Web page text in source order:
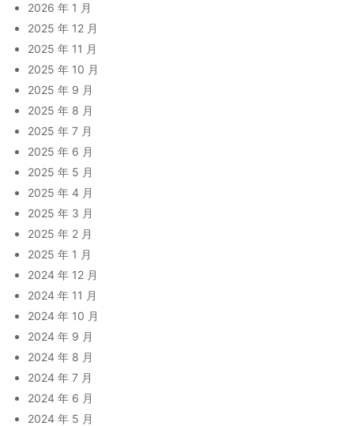
2026 年 1 月
2025 年 12 月
2025 年 11 月
2025 年 10 月
2025 年 9 月
2025 年 8 月
2025 年 7 月
2025 年 6 月
2025 年 5 月
2025 年 4 月
2025 年 3 月
2025 年 2 月
2025 年 1 月
2024 年 12 月
2024 年 11 月
2024 年 10 月
2024 年 9 月
2024 年 8 月
2024 年 7 月
2024 年 6 月
2024 年 5 月